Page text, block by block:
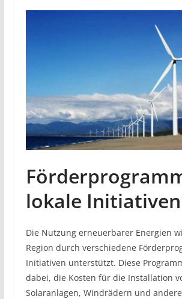
lokale Initiativen
Die Nutzung erneuerbarer Energien
Region durch verschiedene
Initiativen unterstützt. Diese
dabei, die Kosten für die Installation
Solaranlagen, Windrädern und